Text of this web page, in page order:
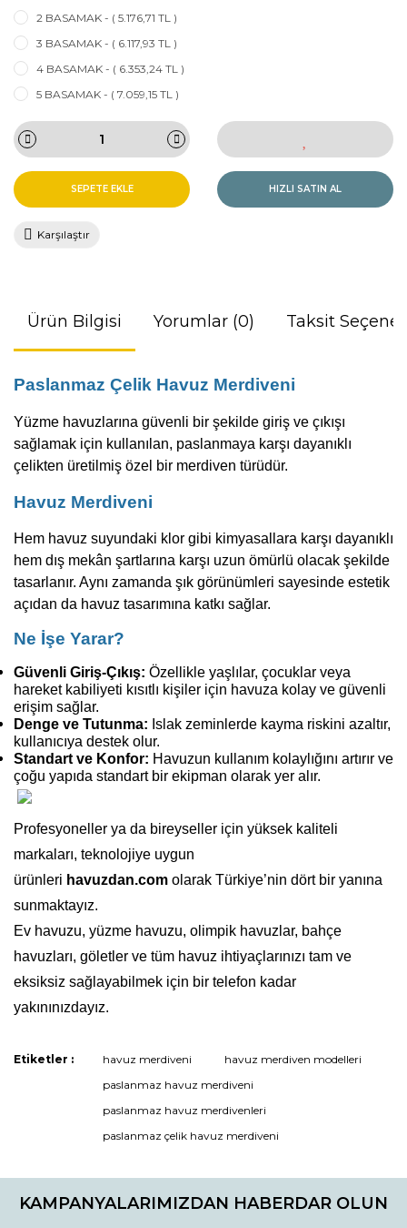
2 BASAMAK - ( 5.176,71 TL )
3 BASAMAK - ( 6.117,93 TL )
4 BASAMAK - ( 6.353,24 TL )
5 BASAMAK - ( 7.059,15 TL )
SEPETE EKLE HIZLI SATIN AL
Karşılaştır
Ürün Bilgisi Yorumlar (0) Taksit
Paslanmaz Çelik Havuz Merdiveni
Yüzme havuzlarına güvenli bir şekilde giriş ve çıkışı
sağlamak için kullanılan, paslanmaya karşı dayanıklı
çelikten üretilmiş özel bir merdiven türüdür.
Havuz Merdiveni
Hem havuz suyundaki klor gibi kimyasallara karşı dayanıklı
hem dış mekân şartlarına karşı uzun ömürlü olacak şekilde
tasarlanır. Aynı zamanda şık görünümleri sayesinde estetik
açıdan da havuz tasarımına katkı sağlar.
Ne İşe Yarar?
Güvenli Giriş-Çıkış: Özellikle yaşlılar, çocuklar veya
hareket kabiliyeti kısıtlı kişiler için havuza kolay ve güvenli
erişim sağlar.
Denge ve Tutunma: Islak zeminlerde kayma riskini azaltır,
kullanıcıya destek olur.
Standart ve Konfor: Havuzun kullanım kolaylığını artırır ve
çoğu yapıda standart bir ekipman olarak yer alır.
Profesyoneller ya da bireyseller için yüksek kaliteli
markaları, teknolojiye uygun
ürünleri havuzdan.com olarak Türkiye’nin dört bir yanına
sunmaktayız.
Ev havuzu, yüzme havuzu, olimpik havuzlar, bahçe
havuzları, göletler ve tüm havuz ihtiyaçlarınızı tam ve
eksiksiz sağlayabilmek için bir telefon kadar
yakınınızdayız.
Bu ürüne ilk yorumu siz yapın!
Yorum Yaz
Etiketler : havuz merdiveni
havuz merdiven modelleri
paslanmaz havuz merdiveni
paslanmaz havuz merdivenleri
paslanmaz çelik havuz merdiveni
KAMPANYALARIMIZDAN HABERDAR OLUN